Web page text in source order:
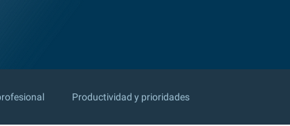
Productividad y prioridades